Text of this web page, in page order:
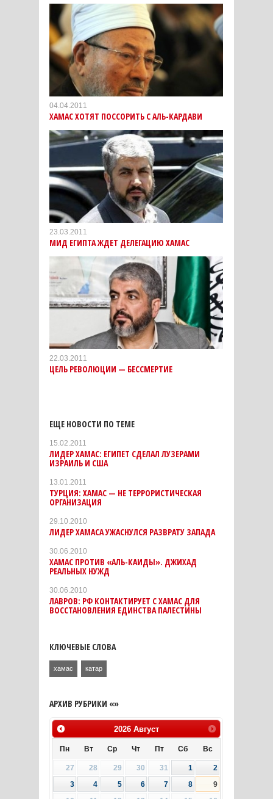
04.04.2011
ХАМАС ХОТЯТ ПОССОРИТЬ С АЛЬ-КАРДАВИ
23.03.2011
МИД ЕГИПТА ЖДЕТ ДЕЛЕГАЦИЮ ХАМАС
22.03.2011
ЦЕЛЬ РЕВОЛЮЦИИ — БЕССМЕРТИЕ
ЕЩЕ НОВОСТИ ПО ТЕМЕ
15.02.2011
ЛИДЕР ХАМАС: ЕГИПЕТ СДЕЛАЛ ЛУЗЕРАМИ
ИЗРАИЛЬ И США
13.01.2011
ТУРЦИЯ: ХАМАС — НЕ ТЕРРОРИСТИЧЕСКАЯ
ОРГАНИЗАЦИЯ
29.10.2010
ЛИДЕР ХАМАСА УЖАСНУЛСЯ РАЗВРАТУ ЗАПАДА
30.06.2010
ХАМАС ПРОТИВ «АЛЬ-КАИДЫ». ДЖИХАД
РЕАЛЬНЫХ НУЖД
30.06.2010
ЛАВРОВ: РФ КОНТАКТИРУЕТ С ХАМАС ДЛЯ
ВОССТАНОВЛЕНИЯ ЕДИНСТВА ПАЛЕСТИНЫ
КЛЮЧЕВЫЕ СЛОВА
хамас катар
АРХИВ РУБРИКИ «»
2026 Август
Пн Вт Ср Чт Пт Сб Вс
27 28 29 30 31 1
2
3
4 5 6 7 8
9